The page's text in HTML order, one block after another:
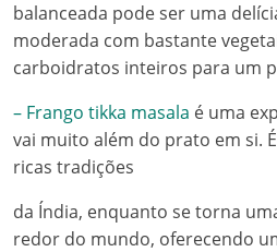
balanceada pode ser uma
moderada com bastante
carboidratos inteiros para um
– Frango tikka masala é uma
vai muito além do prato em si.
ricas tradições
da Índia, enquanto se torna
redor do mundo, oferecendo